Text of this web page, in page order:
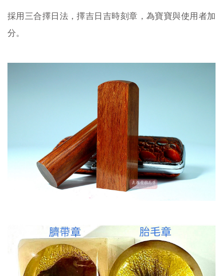
採用三合擇日法，擇吉日吉時刻章，為寶寶與使用者加
分。